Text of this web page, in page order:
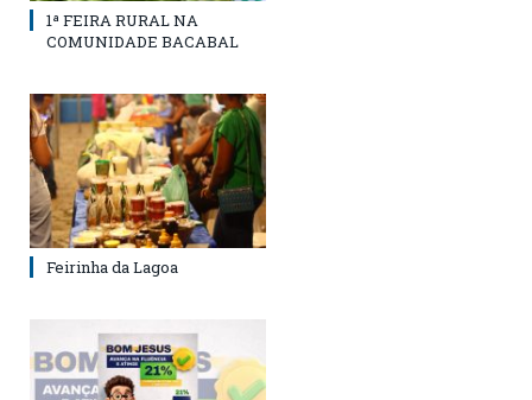
1ª FEIRA RURAL NA
COMUNIDADE BACABAL
Feirinha da Lagoa